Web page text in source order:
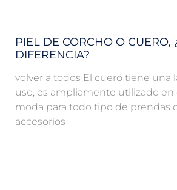
PIEL DE CORCHO O CUERO,
DIFERENCIA?
volver a todos El cuero tiene una
uso, es ampliamente utilizado
moda para todo tipo de prendas
accesorios